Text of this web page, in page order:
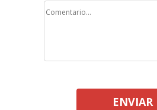
ENVIAR